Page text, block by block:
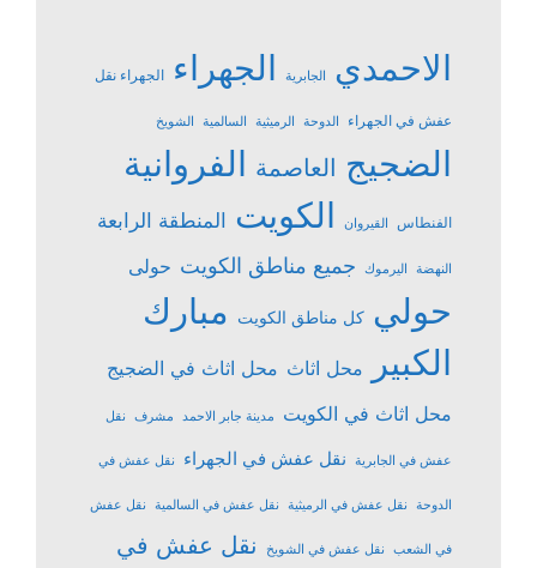
الاحمدي الجابرية الجهراء الجهراء نقل
عفش في الجهراء الدوحة الرميثية السالمية الشويخ
الضجيج العاصمة الفروانية
الفنطاس القيروان الكويت المنطقة الرابعة
النهضة اليرموك جميع مناطق الكويت حولى
حولي كل مناطق الكويت مبارك
الكبير
محل اثاث محل اثاث في الضجيج
محل اثاث في الكويت
مدينة جابر الاحمد مشرف نقل
عفش في الجابرية نقل عفش في الجهراء نقل عفش في
الدوحة نقل عفش في الرميثية نقل عفش في السالمية نقل عفش
في الشعب نقل عفش في الشويخ
نقل عفش في